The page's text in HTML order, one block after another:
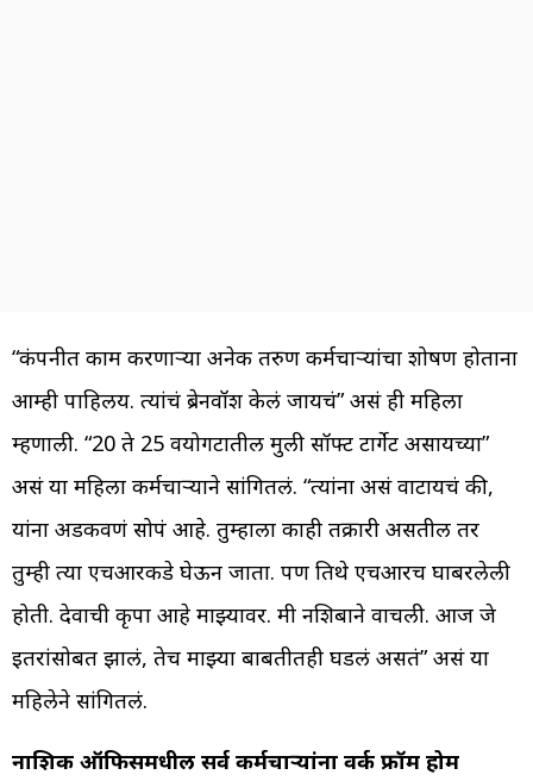
“कंपनीत काम करणाऱ्या अनेक तरुण कर्मचाऱ्यांचा शोषण होताना
आम्ही पाहिलय. त्यांचं ब्रेनवॉश केलं जायचं” असं ही महिला
म्हणाली. “20 ते 25 वयोगटातील मुली सॉफ्ट टार्गेट असायच्या”
असं या महिला कर्मचाऱ्याने सांगितलं. “त्यांना असं वाटायचं की,
यांना अडकवणं सोपं आहे. तुम्हाला काही तक्रारी असतील तर
तुम्ही त्या एचआरकडे घेऊन जाता. पण तिथे एचआरच घाबरलेली
होती. देवाची कृपा आहे माझ्यावर. मी नशिबाने वाचली. आज जे
इतरांसोबत झालं, तेच माझ्या बाबतीतही घडलं असतं” असं या
महिलेने सांगितलं.
नाशिक ऑफिसमधील सर्व कर्मचाऱ्यांना वर्क फ्रॉम होम